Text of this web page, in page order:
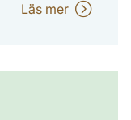
Läs mer